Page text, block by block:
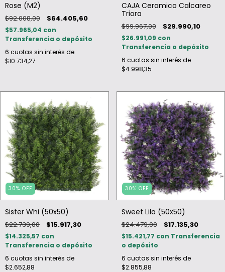
Rose (M2)
$92.008,00 $64.405,60
$57.965,04 con
Transferencia o depósito
6 cuotas sin interés de
$10.734,27
CAJA Ceramico Calcareo
Triora
$99.967,00 $29.990,10
$26.991,09 con
Transferencia o depósito
6 cuotas sin interés de
$4.998,35
30% OFF
Sister Whi (50x50)
$22.739,00 $15.917,30
$14.325,57 con
Transferencia o depósito
6 cuotas sin interés de
$2.652,88
30% OFF
Sweet Lila (50x50)
$24.479,00 $17.135,30
$15.421,77 con Transferencia
o depósito
6 cuotas sin interés de
$2.855,88